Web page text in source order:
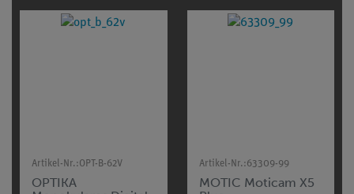
Artikel-Nr.:OPT-B-62V
OPTIKA
Artikel-Nr.:63309-99
MOTIC Moticam X5